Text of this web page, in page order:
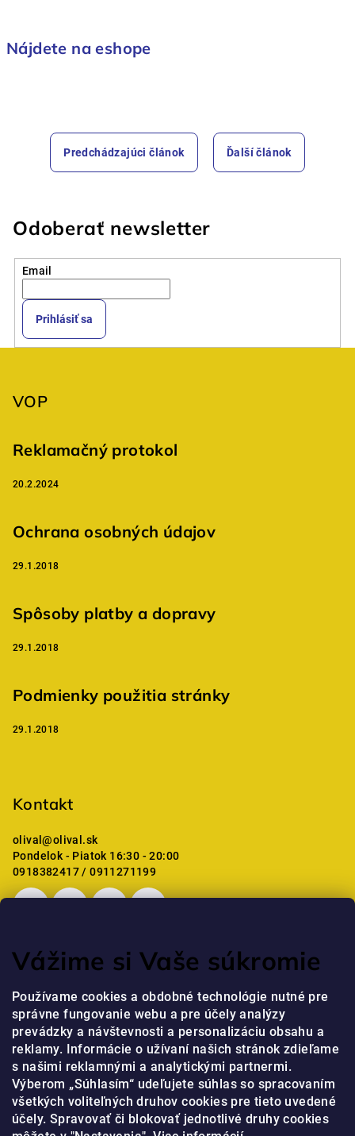
Vážime si Vaše súkromie
Používame cookies a obdobné technológie nutné pre
správne fungovanie webu a pre účely analýzy
prevádzky a návštevnosti a personalizáciu obsahu a
reklamy. Informácie o užívaní našich stránok zdieľame
s našimi reklamnými a analytickými partnermi.
Výberom „Súhlasím“ udeľujete súhlas so spracovaním
všetkých voliteľných druhov cookies pre tieto uvedené
účely. Spravovať či blokovať jednotlivé druhy cookies
Nájdete na eshope
Predchádzajúci článok Ďalší článok
Odoberať newsletter
Email
Prihlásiť sa
VOP
Reklamačný protokol
20.2.2024
Ochrana osobných údajov
29.1.2018
Spôsoby platby a dopravy
29.1.2018
Podmienky použitia stránky
29.1.2018
Kontakt
olival@olival.sk
Pondelok - Piatok 16:30 - 20:00
0918382417 / 0911271199
Hodnotenie produktu je 5 z 5 hviezdičiek.
| jaja
Prijímame online platby